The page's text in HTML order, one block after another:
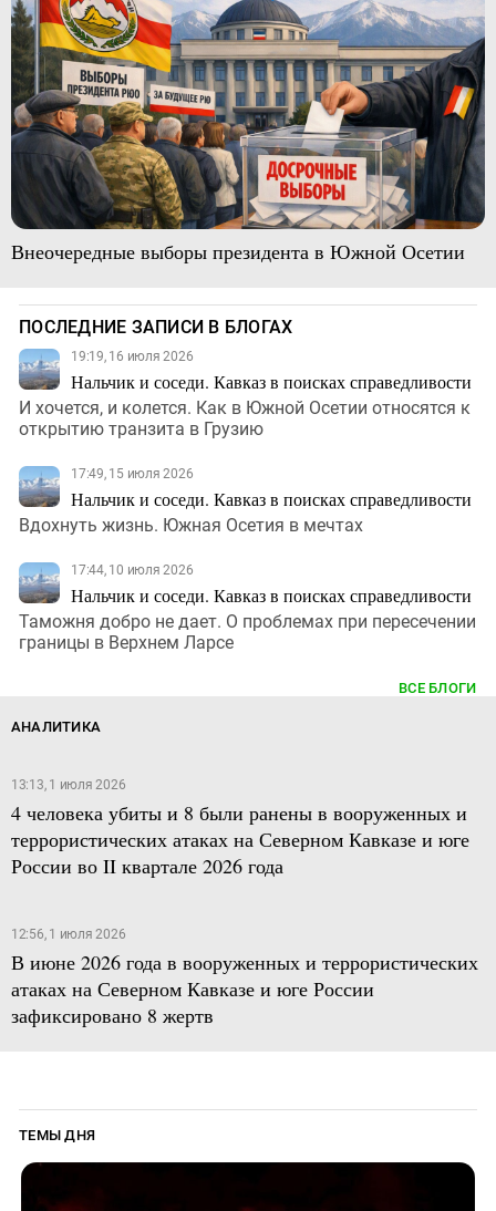
Внеочередные выборы президента в Южной Осетии
ПОСЛЕДНИЕ ЗАПИСИ В БЛОГАХ
19:19, 16 июля 2026
Нальчик и соседи. Кавказ в поисках справедливости
И хочется, и колется. Как в Южной Осетии относятся к
открытию транзита в Грузию
17:49, 15 июля 2026
Нальчик и соседи. Кавказ в поисках справедливости
Вдохнуть жизнь. Южная Осетия в мечтах
17:44, 10 июля 2026
Нальчик и соседи. Кавказ в поисках справедливости
Таможня добро не дает. О проблемах при пересечении
границы в Верхнем Ларсе
ВСЕ БЛОГИ
АНАЛИТИКА
13:13, 1 июля 2026
4 человека убиты и 8 были ранены в вооруженных и
террористических атаках на Северном Кавказе и юге
России во II квартале 2026 года
12:56, 1 июля 2026
В июне 2026 года в вооруженных и террористических
атаках на Северном Кавказе и юге России
зафиксировано 8 жертв
ТЕМЫ ДНЯ